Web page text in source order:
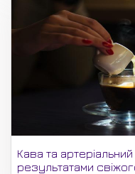
Кава та
результатами